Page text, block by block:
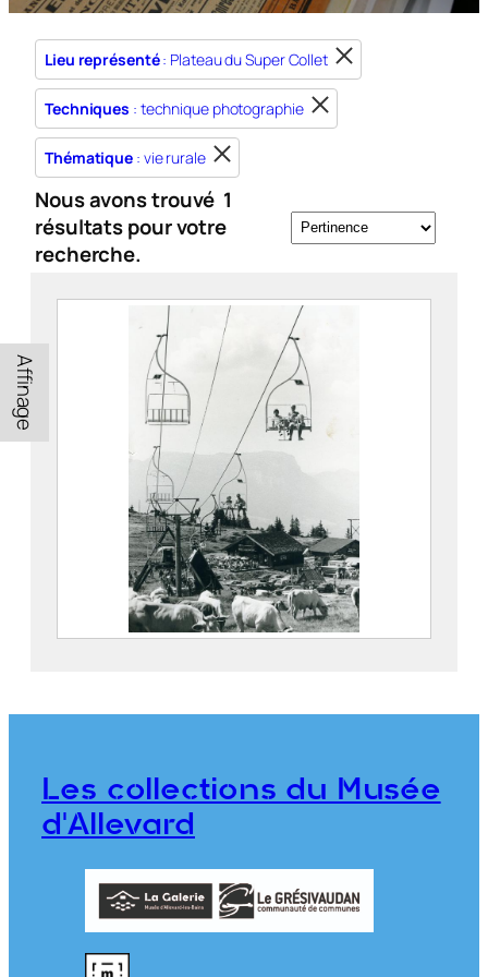
Lieu représenté: Plateau du Super Collet
Techniques : technique photographie
Thématique : vie rurale
Nous avons trouvé 1
résultats pour votre
recherche.
Affinage
Fête de la montagne au Super Collet
Les collections du Musée
d'Allevard